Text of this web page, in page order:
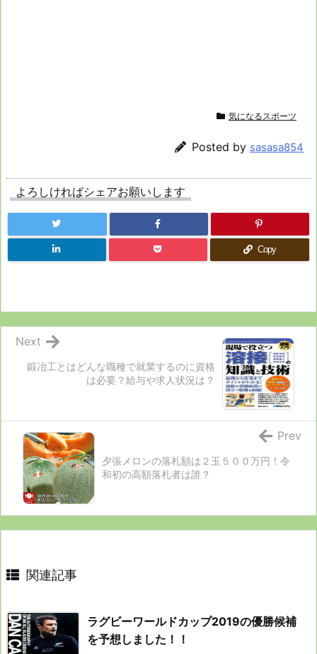
気になるスポーツ
Posted by sasasa854
よろしければシェアお願いします
Copy
鍛冶工とはどんな職種で就業するのに資格
は必要？給与や求人状況は？
Next
夕張メロンの落札額は２玉５００万円！令
和初の高額落札者は誰？
Prev
関連記事
ラグビーワールドカップ2019の優勝候補
を予想しました！！